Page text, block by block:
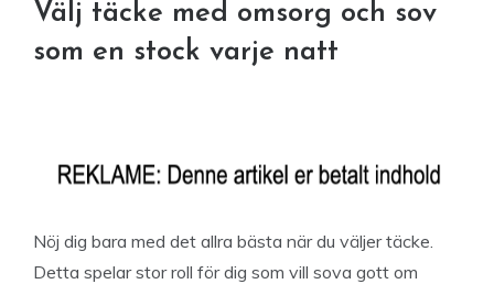
Välj täcke med omsorg och sov
som en stock varje natt
Nöj dig bara med det allra bästa när du väljer täcke.
Detta spelar stor roll för dig som vill sova gott om